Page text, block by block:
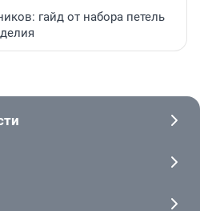
гайд от набора петель